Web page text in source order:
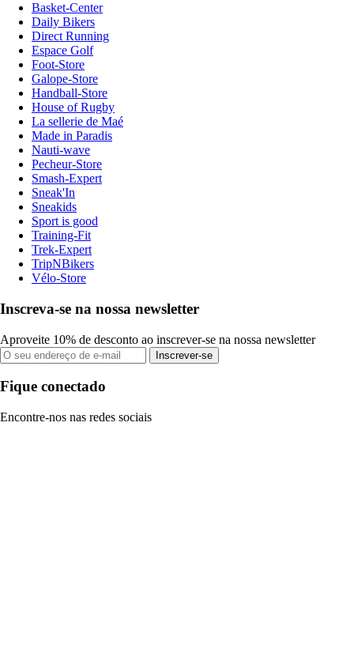
Basket-Center
Daily Bikers
Direct Running
Espace Golf
Foot-Store
Galope-Store
Handball-Store
House of Rugby
La sellerie de Maé
Made in Paradis
Nauti-wave
Pecheur-Store
Smash-Expert
Sneak'In
Sneakids
Sport is good
Training-Fit
Trek-Expert
TripNBikers
Vélo-Store
Inscreva-se na nossa newsletter
Aproveite 10% de desconto ao inscrever-se na nossa newsletter
Inscrever-se
Fique conectado
Encontre-nos nas redes sociais